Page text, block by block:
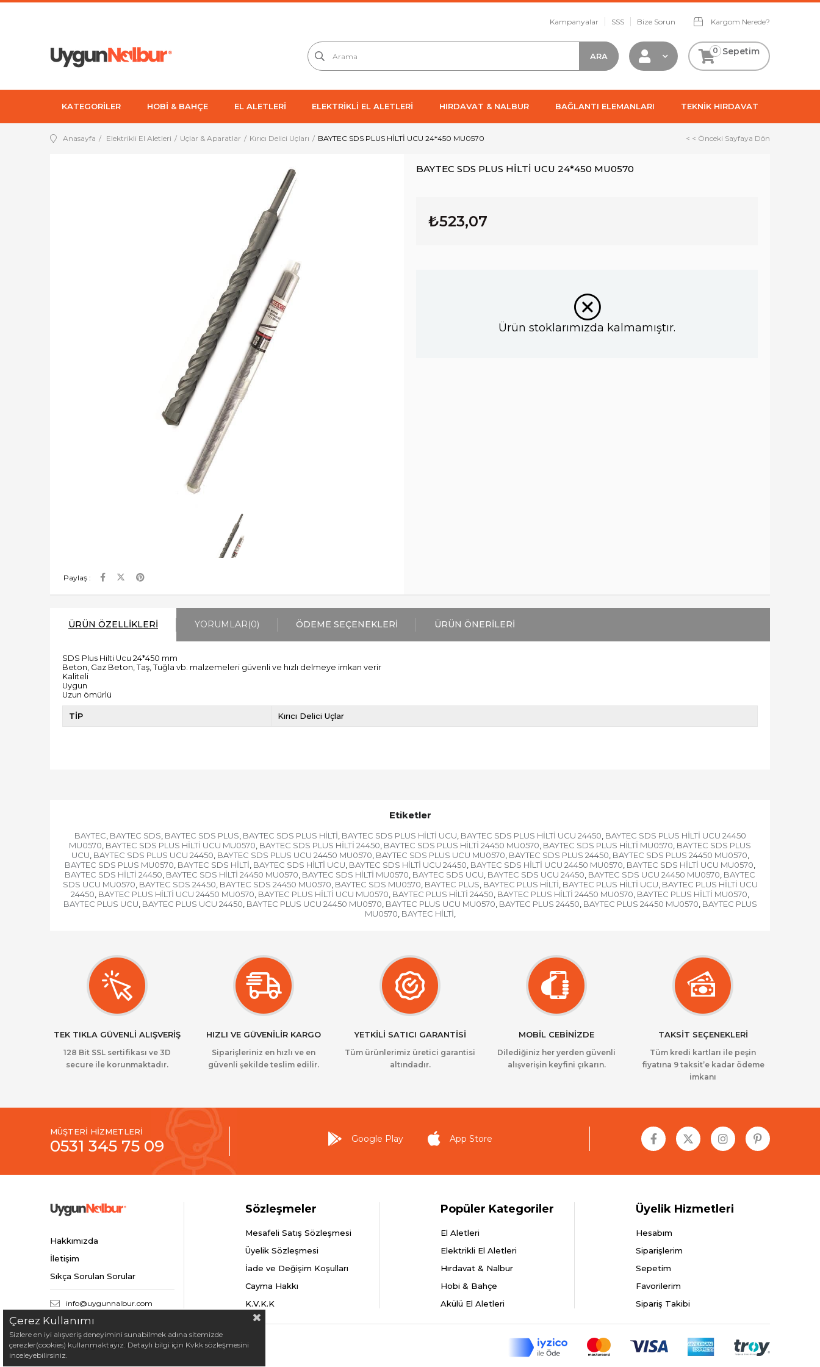
Kampanyalar SSS Bize Sorun Kargom Nerede?
Sepetim
0
KATEGORİLER HOBİ & BAHÇE EL ALETLERİ ELEKTRİKLİ EL ALETLERİ HIRDAVAT & NALBUR BAĞLANTI ELEMANLARI TEKNİK HIRDAVAT
Anasayfa Elektrikli El Aletleri Uçlar & Aparatlar Kırıcı Delici Uçları BAYTEC SDS PLUS HİLTİ UCU 24*450 MU0570 < < Önceki Sayfaya Dön
Paylaş :
BAYTEC SDS PLUS HİLTİ UCU 24*450 MU0570
₺523,07
Ürün stoklarımızda kalmamıştır.
ÜRÜN ÖZELLIKLERI YORUMLAR(0) ÖDEME SEÇENEKLERI ÜRÜN ÖNERILERI
SDS Plus Hilti Ucu 24*450 mm
Beton, Gaz Beton, Taş, Tuğla vb. malzemeleri güvenli ve hızlı delmeye imkan verir
Kaliteli
Uygun
Uzun ömürlü
TİP Kırıcı Delici Uçlar
Etiketler
BAYTEC, BAYTEC SDS, BAYTEC SDS PLUS, BAYTEC SDS PLUS HİLTİ, BAYTEC SDS PLUS HİLTİ UCU, BAYTEC SDS PLUS HİLTİ UCU 24450, BAYTEC SDS PLUS HİLTİ UCU 24450
MU0570, BAYTEC SDS PLUS HİLTİ UCU MU0570, BAYTEC SDS PLUS HİLTİ 24450, BAYTEC SDS PLUS HİLTİ 24450 MU0570, BAYTEC SDS PLUS HİLTİ MU0570, BAYTEC SDS PLUS
UCU, BAYTEC SDS PLUS UCU 24450, BAYTEC SDS PLUS UCU 24450 MU0570, BAYTEC SDS PLUS UCU MU0570, BAYTEC SDS PLUS 24450, BAYTEC SDS PLUS 24450 MU0570,
BAYTEC SDS PLUS MU0570, BAYTEC SDS HİLTİ, BAYTEC SDS HİLTİ UCU, BAYTEC SDS HİLTİ UCU 24450, BAYTEC SDS HİLTİ UCU 24450 MU0570, BAYTEC SDS HİLTİ UCU MU0570,
BAYTEC SDS HİLTİ 24450, BAYTEC SDS HİLTİ 24450 MU0570, BAYTEC SDS HİLTİ MU0570, BAYTEC SDS UCU, BAYTEC SDS UCU 24450, BAYTEC SDS UCU 24450 MU0570, BAYTEC
SDS UCU MU0570, BAYTEC SDS 24450, BAYTEC SDS 24450 MU0570, BAYTEC SDS MU0570, BAYTEC PLUS, BAYTEC PLUS HİLTİ, BAYTEC PLUS HİLTİ UCU, BAYTEC PLUS HİLTİ UCU
24450, BAYTEC PLUS HİLTİ UCU 24450 MU0570, BAYTEC PLUS HİLTİ UCU MU0570, BAYTEC PLUS HİLTİ 24450, BAYTEC PLUS HİLTİ 24450 MU0570, BAYTEC PLUS HİLTİ MU0570,
BAYTEC PLUS UCU, BAYTEC PLUS UCU 24450, BAYTEC PLUS UCU 24450 MU0570, BAYTEC PLUS UCU MU0570, BAYTEC PLUS 24450, BAYTEC PLUS 24450 MU0570, BAYTEC PLUS
MU0570, BAYTEC HİLTİ,
TEK TIKLA GÜVENLİ ALIŞVERİŞ
128 Bit SSL sertifikası ve 3D
secure ile korunmaktadır.
HIZLI VE GÜVENİLİR KARGO
Siparişleriniz en hızlı ve en
güvenli şekilde teslim edilir.
YETKİLİ SATICI GARANTİSİ
Tüm ürünlerimiz üretici garantisi
altındadır.
MOBİL CEBİNİZDE
Dilediğiniz her yerden güvenli
alışverişin keyfini çıkarın.
TAKSİT SEÇENEKLERİ
Tüm kredi kartları ile peşin
fiyatına 9 taksit’e kadar ödeme
imkanı
MÜŞTERİ HİZMETLERİ
0531 345 75 09 Google Play App Store
Hakkımızda
İletişim
Sıkça Sorulan Sorular
info@uygunnalbur.com
Sözleşmeler
Mesafeli Satış Sözleşmesi
Üyelik Sözleşmesi
İade ve Değişim Koşulları
Cayma Hakkı
K.V.K.K
Popüler Kategoriler
El Aletleri
Elektrikli El Aletleri
Hırdavat & Nalbur
Hobi & Bahçe
Akülü El Aletleri
Üyelik Hizmetleri
Hesabım
Siparişlerim
Sepetim
Favorilerim
Sipariş Takibi
© 2024 Uygunnalbur.com - Tüm Hakları Saklıdır.
Çerez Kullanımı
Sizlere en iyi alışveriş deneyimini sunabilmek adına sitemizde
çerezler(cookies) kullanmaktayız. Detaylı bilgi için Kvkk sözleşmesini
inceleyebilirsiniz.